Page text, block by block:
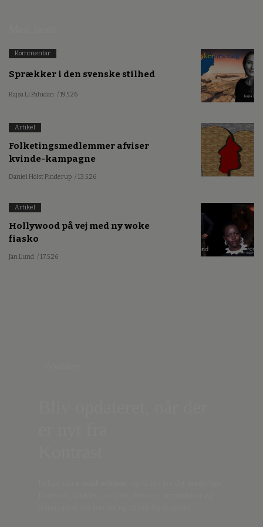
Kommentar
Sprækker i den svenske stilhed
Kajsa Li Paludan / 19.5.26
Artikel
Folketingsmedlemmer afviser
kvinde-kampagne
Daniel Holst Pinderup / 13.5.26
Artikel
Hollywood på vej med ny woke
fiasko
Jan Lund / 17.5.26